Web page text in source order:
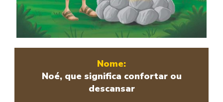
Nome:
Noé, que significa confortar ou
descansar